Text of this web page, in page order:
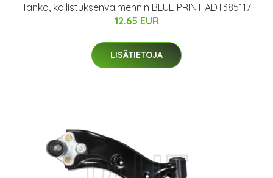
Tanko, kallistuksenvaimennin BLUE PRINT ADT385117
12.65 EUR
LISÄTIETOJA